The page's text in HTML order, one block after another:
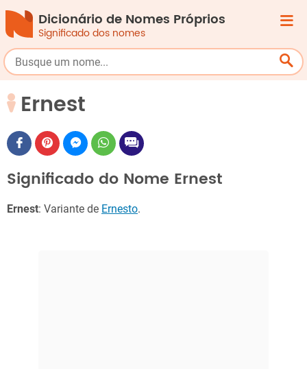
Dicionário de Nomes Próprios
Significado dos nomes
Ernest
Significado do Nome Ernest
Ernest: Variante de Ernesto.